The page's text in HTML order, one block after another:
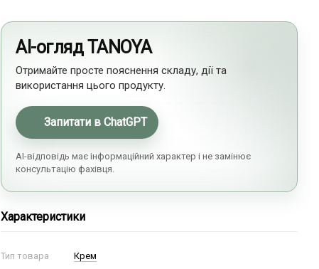
AI-огляд TANOYA
Отримайте просте пояснення складу, дії та
використання цього продукту.
Запитати в ChatGPT
AI-відповідь має інформаційний характер і не замінює
консультацію фахівця.
Характеристики
Тип товара
Крем